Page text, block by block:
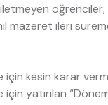
ileri
için kesin karar
yatırılan